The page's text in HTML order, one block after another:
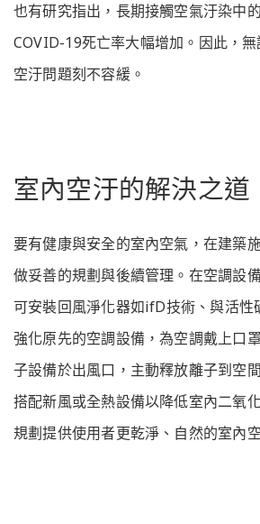
也有研究指出，長期接觸空氣汙染中
COVID-19死亡率大幅增加。因此，
空汙問題刻不容緩。
室內空汙的解決之道
要有健康與安全的室內空氣，在建築
做妥善的規劃與後續管理。在空調設
可安裝回風淨化器如ifD技術、與活性
強化原先的空調設備，為空調戴上口
子設備於出風口，主動釋放離子到空
搭配新風或全熱設備以降低室內二氧
規劃提供使用者更乾淨、自然的室內